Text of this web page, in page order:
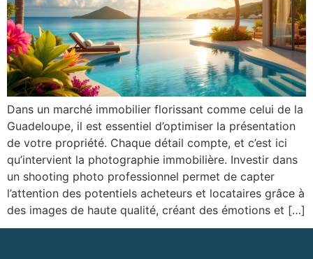
Dans un marché immobilier florissant comme celui de la
Guadeloupe, il est essentiel d’optimiser la présentation
de votre propriété. Chaque détail compte, et c’est ici
qu’intervient la photographie immobilière. Investir dans
un shooting photo professionnel permet de capter
l’attention des potentiels acheteurs et locataires grâce à
des images de haute qualité, créant des émotions et […]